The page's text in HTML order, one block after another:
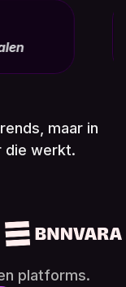
maar in
die werkt.
platforms.